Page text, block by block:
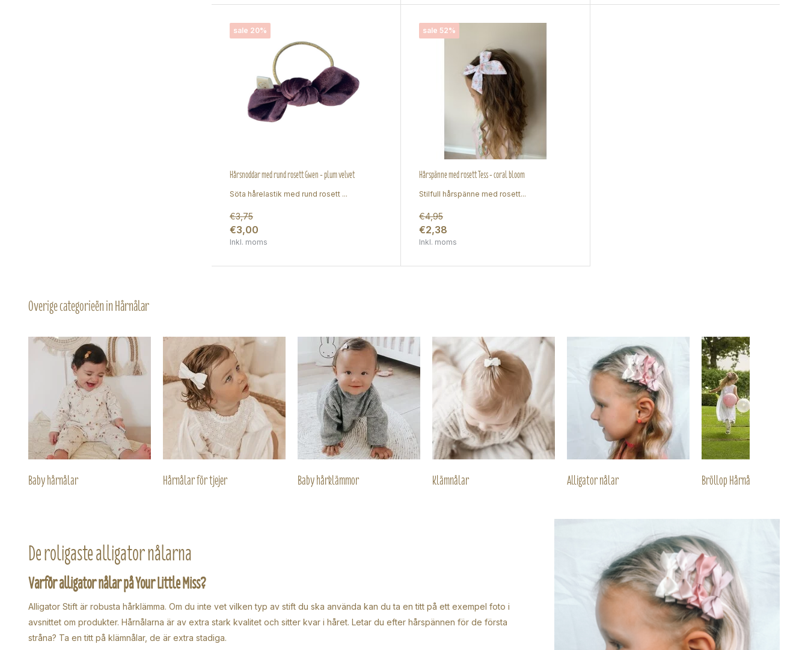
sale 20%
Hårsnoddar med rund rosett Gwen - plum velvet
Söta hårelastik med rund rosett ...
€3,75
€3,00
Inkl. moms
sale 52%
Hårspänne med rosett Tess - coral bloom
Stilfull hårspänne med rosett...
€4,95
€2,38
Inkl. moms
Overige categorieën in Hårnålar
Baby hårnålar Hårnålar för tjejer Baby hårklämmor Klämnålar Alligator nålar Bröllop Hårnål
De roligaste alligator nålarna
Varför alligator nålar på Your Little Miss?
Alligator Stift är robusta hårklämma. Om du inte vet vilken typ av stift du ska använda kan du ta en titt på ett exempel foto i
avsnittet om produkter. Hårnålarna är av extra stark kvalitet och sitter kvar i håret. Letar du efter hårspännen för de första
stråna? Ta en titt på klämnålar, de är extra stadiga.